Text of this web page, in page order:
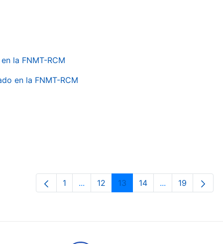
la FNMT-RCM
en la FNMT-RCM
Página
1 ...Páginas intermedias Use TAB para
Página
12 Página
13 Página
14 ...PáginasPágina
19